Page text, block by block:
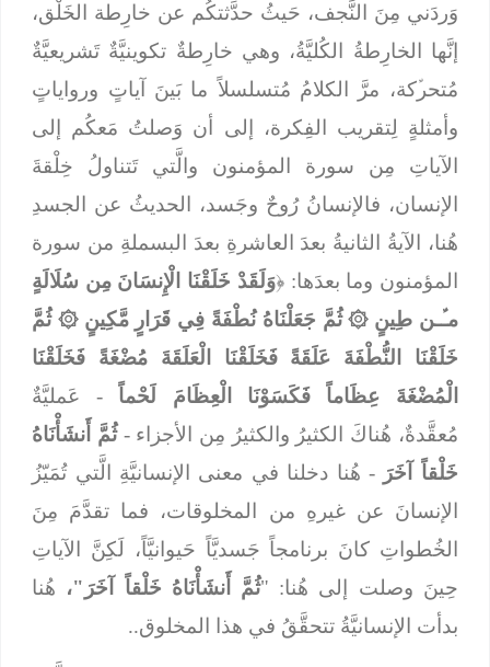
وَردَني مِنَ النَّجف، حَيثُ حدَّثتكُم عن خارِطة الخَلْق،
إنَّها الخارِطةُ الكُليَّةُ، وهي خارِطةٌ تكوينيَّةٌ تَشريعيَّةٌ
مُتحرﱢكة، مرَّ الكلامُ مُتسلسلاً ما بَينَ آياتٍ ورواياتٍ
وأمثلةٍ لِتقريب الفِكرة، إلى أن وَصلتُ مَعكُم إلى
الآياتِ مِن سورة المؤمنون والَّتي تَتناولُ خِلْقةَ
الإنسان، فالإنسانُ رُوحٌ وجَسد، الحديثُ عن الجسدِ
هُنا، الآيةُ الثانيةُ بعدَ العاشرةِ بعدَ البسملةِ من سورة
المؤمنون وما بعدَها: ﴿وَلَقَدْ خَلَقْنَا الْإِنسَانَ مِن سُلَالَةٍ
مـﱢـن طِينٍ۞ ثُمَّ جَعَلْنَاهُ نُطْفَةً فِي قَرَارٍ مَّكِينٍ ۞ثُمَّ
خَلَقْنَا النُّطْفَةَ عَلَقَةً فَخَلَقْنَا الْعَلَقَةَ مُضْغَةً فَخَلَقْنَا
الْمُضْغَةَ عِظَاماً فَكَسَوْنَا الْعِظَامَ لَحْماً
- عَمليَّةٌ
مُعقَّدةٌ، هُناكَ الكثيرُ والكثيرُ مِن الأجزاء -ثُمَّ أَنشَأْنَاهُ
خَلْقاً آخَرَ- هُنا دخلنا في معنى الإنسانيَّةِ الَّتي تُمَيّزُ
الإنسانَ عن غيرهِ من المخلوقات، فما تقدَّمَ مِنَ
الخُطواتِ كانَ برنامجاً جَسديَّاً حَيوانيَّاً، لَكِنَّ الآياتِ
حِينَ وصلت إلى هُنا: " ثُمَّ أَنشَأْنَاهُ خَلْقاً آخَرَ"، هُنا
بدأت الإنسانيَّةُ تتحقَّقُ في هذا المخلوق..